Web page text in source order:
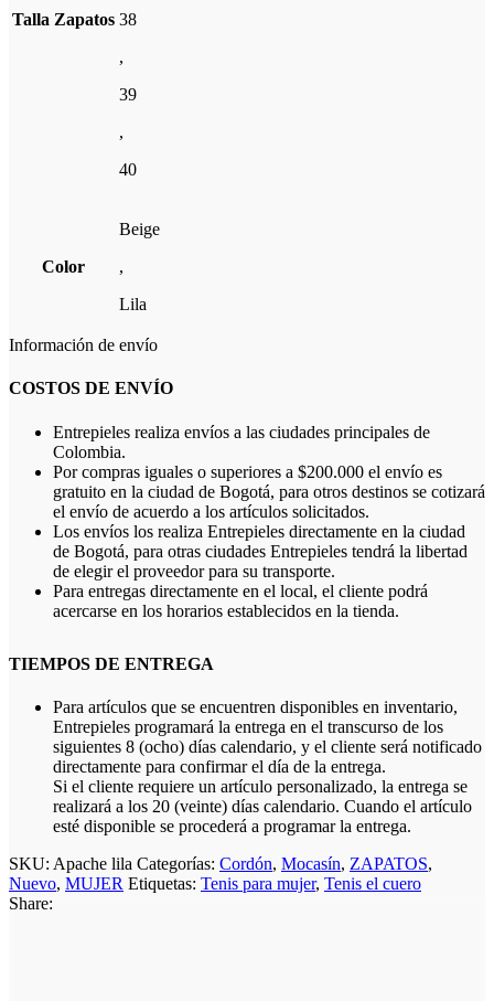
Talla Zapatos 38
,
39
,
40
Color
Beige
,
Lila
Información de envío
COSTOS DE ENVÍO
Entrepieles realiza envíos a las ciudades principales de
Colombia.
Por compras iguales o superiores a $200.000 el envío es
gratuito en la ciudad de Bogotá, para otros destinos se cotizará
el envío de acuerdo a los artículos solicitados.
Los envíos los realiza Entrepieles directamente en la ciudad
de Bogotá, para otras ciudades Entrepieles tendrá la libertad
de elegir el proveedor para su transporte.
Para entregas directamente en el local, el cliente podrá
acercarse en los horarios establecidos en la tienda.
TIEMPOS DE ENTREGA
Para artículos que se encuentren disponibles en inventario,
Entrepieles programará la entrega en el transcurso de los
siguientes 8 (ocho) días calendario, y el cliente será notificado
directamente para confirmar el día de la entrega.
Si el cliente requiere un artículo personalizado, la entrega se
realizará a los 20 (veinte) días calendario. Cuando el artículo
esté disponible se procederá a programar la entrega.
SKU: Apache lila Categorías: Cordón, Mocasín, ZAPATOS,
Nuevo, MUJER Etiquetas: Tenis para mujer, Tenis el cuero
Share: